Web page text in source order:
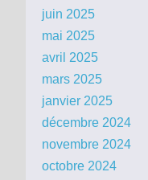
juin 2025
mai 2025
avril 2025
mars 2025
janvier 2025
décembre 2024
novembre 2024
octobre 2024